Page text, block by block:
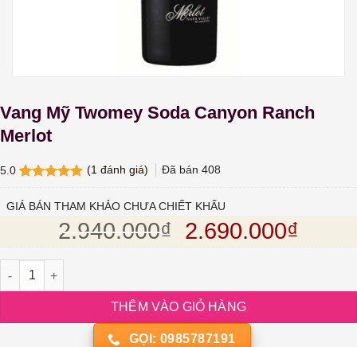
Vang Mỹ Twomey Soda Canyon Ranch
Merlot
5.0
dựa trên
(1 đánh giá) Đã bán 408
GIÁ BÁN THAM KHẢO CHƯA CHIẾT KHẤU
2.940.000₫ Giá gốc là:
2.690.000₫
Vang Mỹ Twomey Soda Canyon Ranch Merlot số lượng
THÊM VÀO GIỎ HÀNG
GỌI: 0985787191